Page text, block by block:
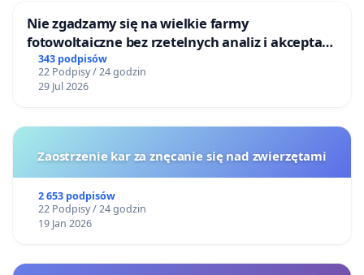
Nie zgadzamy się na wielkie farmy
fotowoltaiczne bez rzetelnych analiz i akceptacji
mieszkańców
343 podpisów
22 Podpisy / 24 godzin
29 Jul 2026
Zaostrzenie kar za znęcanie się nad zwierzętami
2 653 podpisów
22 Podpisy / 24 godzin
19 Jan 2026